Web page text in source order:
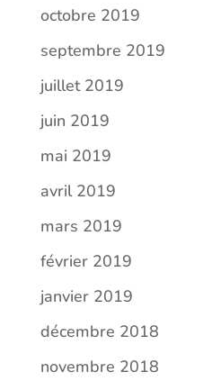
octobre 2019
septembre 2019
juillet 2019
juin 2019
mai 2019
avril 2019
mars 2019
février 2019
janvier 2019
décembre 2018
novembre 2018